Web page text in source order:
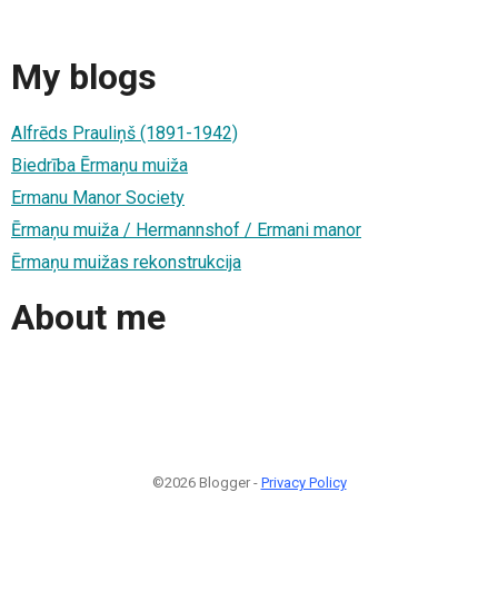
My blogs
Alfrēds Prauliņš (1891-1942)
Biedrība Ērmaņu muiža
Ermanu Manor Society
Ērmaņu muiža / Hermannshof / Ermani manor
Ērmaņu muižas rekonstrukcija
About me
©2026 Blogger - Privacy Policy